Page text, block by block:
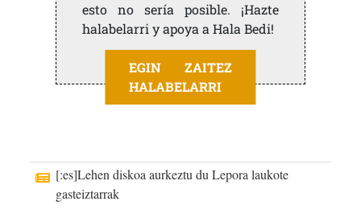
esto no sería posible. ¡Hazte
halabelarri y apoya a Hala Bedi!
EGIN ZAITEZ
HALABELARRI
[:es]Lehen diskoa aurkeztu du Lepora laukote
gasteiztarrak